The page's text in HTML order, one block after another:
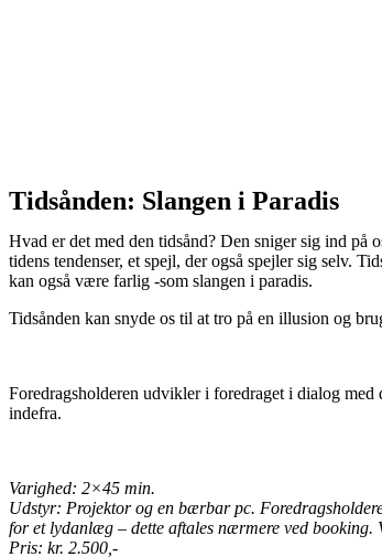
Tidsånden: Slangen i Paradis
Hvad er det med den tidsånd? Den sniger sig ind på
tidens tendenser, et spejl, der også spejler sig selv.
kan også være farlig -som slangen i paradis.
Tidsånden kan snyde os til at tro på en illusion og
Foredragsholderen udvikler i foredraget i dialog med
indefra.
Varighed: 2×45 min.
Udstyr: Projektor og en bærbar pc.
for et lydanlæg – dette aftales nærmere ved
Pris: kr. 2.500,-